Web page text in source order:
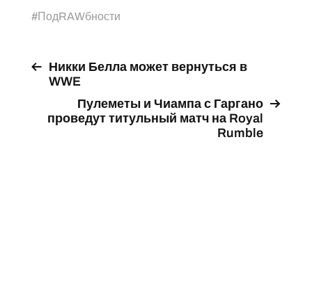
#ПодRAWбности
Никки Белла может вернуться в
WWE
Пулеметы и Чиампа с Гаргано
проведут титульный матч на Royal
Rumble